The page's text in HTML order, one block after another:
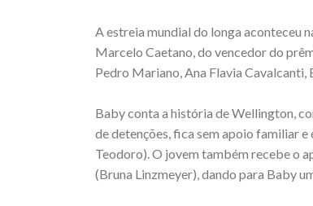
A estreia mundial do longa aconteceu
Marcelo Caetano, do vencedor do
Pedro Mariano, Ana Flavia Cavalcanti,
Baby conta a história de Wellington,
de detenções, fica sem apoio familiar
Teodoro). O jovem também recebe o
(Bruna Linzmeyer), dando para Baby